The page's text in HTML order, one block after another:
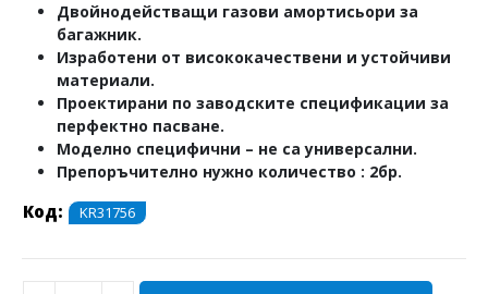
Двойнодействащи газови амортисьори за
багажник.
Изработени от висококачествени и устойчиви
материали.
Проектирани по заводските спецификации за
перфектно пасване.
Моделно специфични – не са универсални.
Препоръчително нужно количество : 2бр.
Код: KR31756